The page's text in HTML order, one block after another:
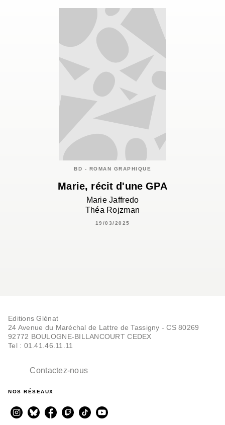
BD - ROMAN GRAPHIQUE
Marie, récit d'une GPA
Marie Jaffredo
Théa Rojzman
19/03/2025
Editions Glénat
24 Avenue du Maréchal de Lattre de Tassigny - CS 80269
92772 BOULOGNE-BILLANCOURT CEDEX
Tel : 01.41.46.11.11
Contactez-nous
NOS RÉSEAUX